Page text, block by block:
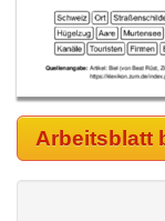
Arbeitsblatt